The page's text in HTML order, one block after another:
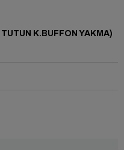
K.BUFFON YAKMA)